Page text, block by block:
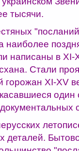
тысячи.
наиболее
написаны в XI-
Стали
XI-XV
деталей.